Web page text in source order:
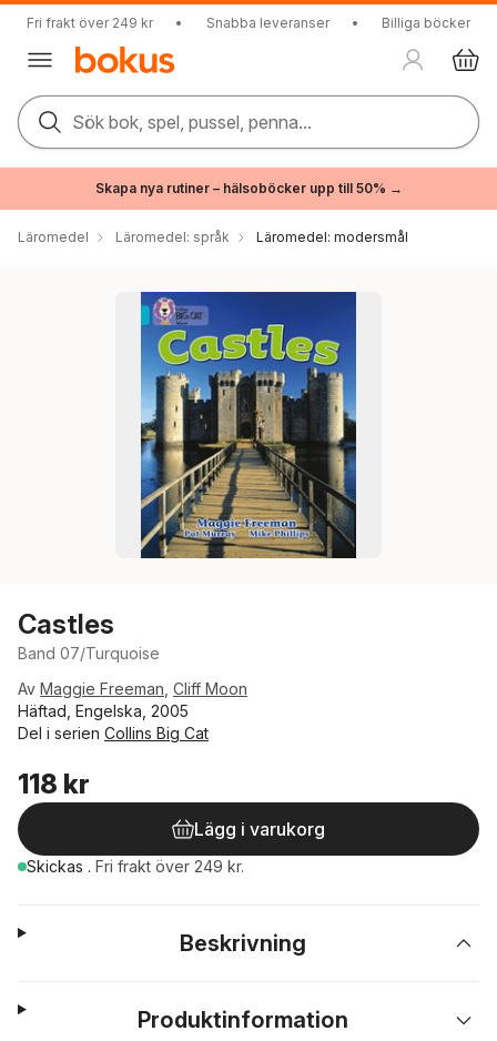
Fri frakt över 249 kr • Snabba leveranser • Billiga böcker
Sök bok, spel, pussel, penna...
Skapa nya rutiner – hälsoböcker upp till 50% →
Läromedel Läromedel: språk Läromedel: modersmål
Castles
Band 07/Turquoise
Av Maggie Freeman Cliff Moon
Häftad, Engelska, 2005
Del i serien Collins Big Cat
118 kr
Lägg i varukorg
Skickas . Fri frakt över 249 kr.
Beskrivning
Produktinformation